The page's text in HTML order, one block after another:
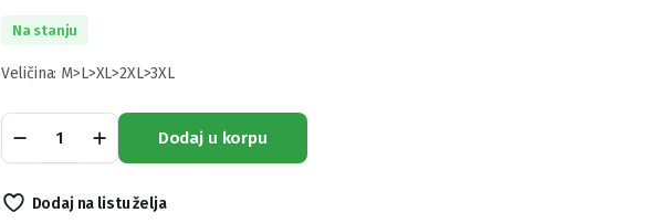
Na stanju
Veličina: M>L>XL>2XL>3XL
Percussion
Trap
quantity
Dodaj u korpu
Dodaj na listu želja